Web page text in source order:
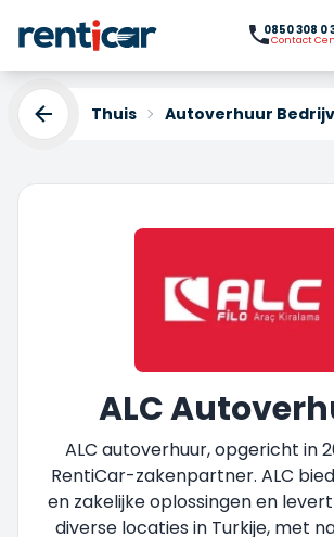
0850 308 0
Contact
Thuis Autoverhuur
ALC
ALC autoverhuur, opgericht in
RentiCar-zakenpartner. ALC
en zakelijke oplossingen en
diverse locaties in Turkije, met